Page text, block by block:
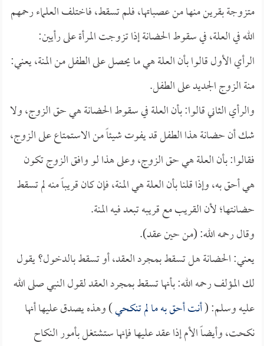
متزوجة بقرين منها من عصباتها، فلم تسقط، فاختلف العلماء رحمهم
الله في العلة، في سقوط الحضانة إذا تزوجت المرأة على رأيين:
الرأي الأول قالوا بأن العلة هي ما يحصل على الطفل من المنة، يعني:
منة الزوج الجديد على الطفل.
والرأي الثاني قالوا: بأن العلة في سقوط الحضانة هي حق الزوج، ولا
شك أن حضانة هذا الطفل قد يفوت شيئاً من الاستمتاع على الزوج،
فقالوا: بأن العلة هي حق الزوج، وعلى هذا لو وافق الزوج تكون
هي أحق به، وإذا قلنا بأن العلة هي المنة، فإن كان قريباً منه لم تسقط
حضانتها؛ لأن القريب مع قريبه تبعد فيه المنة.
وقال رحمه الله: (من حين عقد).
يعني: الحضانة هل تسقط بمجرد العقد، أو تسقط بالدخول؟ يقول
لك المؤلف رحمه الله: بأنها تسقط بمجرد العقد لقول النبي صلى الله
عليه وسلم: (أنت أحق به ما لم تنكحي) وهذه يصدق عليها أنها
نكحت، وأيضاً الأم إذا عقد عليها فإنها ستشتغل بأمور النكاح